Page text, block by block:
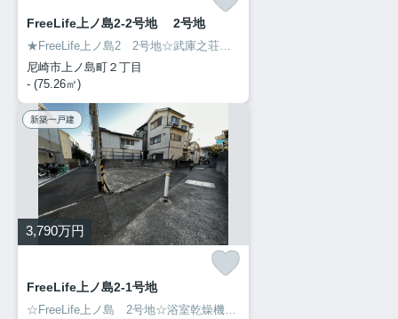
FreeLife上ノ島2-2号地 2号地
★FreeLife上ノ島2 2号地☆武庫之荘駅徒歩圏内の土地☆建築条件付き土地☆3階建て建物標準仕様金額2340万円～☆浴室乾燥暖房機【ミストサウナ付】・浴室内5インチテレビ・食器洗い乾燥機・LOWE【ガス入り】複層ガラス・玄関ピタットキー等々豪華設備☆建設性能評価、設計性能評価取得予定断熱等級5一次エネルギー消費等級6耐震等級2OR3取得予定です。土地建物総額4340万円～
尼崎市上ノ島町２丁目
- (75.26㎡)
新築一戸建
3,790万円
FreeLife上ノ島2-1号地
☆FreeLife上ノ島 2号地☆浴室乾燥機・食器洗い乾燥機・浴室内5Vテレビ・カワック・ミストサウナ・玄関ピタットキー・樹脂アルミサッシ・ガス入り複層ガラス・ランドリールーム・シューズクローク・パントリー・2階洗面付き等々豪華設備☆建設性能評価、設計性能評価取得予定！一時エネルギー消費量等級6・断熱等級等5・耐震等級３取得予定 土地建物総額3790万円～